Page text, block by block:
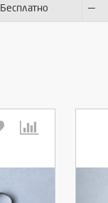
Бесплатно —